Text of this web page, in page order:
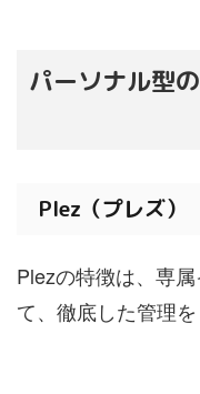
パーソナル型
Plez（プレズ）
Plezの特徴は、専
て、徹底した管理